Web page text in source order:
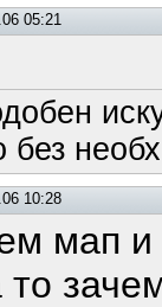
05:21
без
10:28
мап